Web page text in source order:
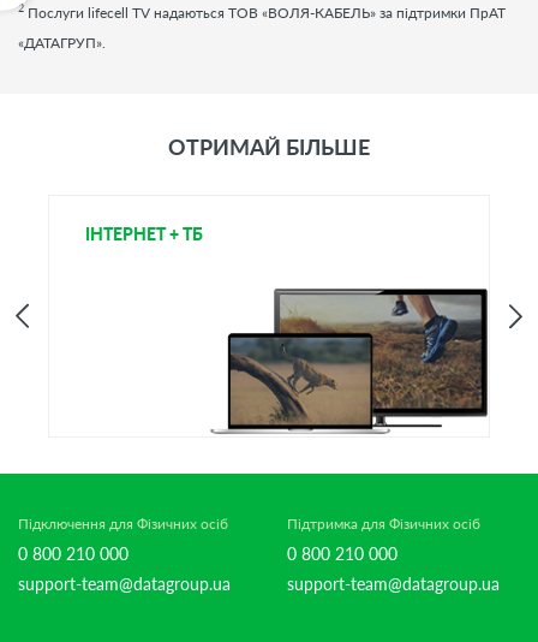
2 Послуги lifecell TV надаються ТОВ «ВОЛЯ-КАБЕЛЬ» за підтримки ПрАТ
«ДАТАГРУП».
ОТРИМАЙ БІЛЬШЕ
ІНТЕРНЕТ + ТБ
Підключення для Фізичних осіб
0 800 210 000
support-team@datagroup.ua
Підтримка для Фізичних осіб
0 800 210 000
support-team@datagroup.ua